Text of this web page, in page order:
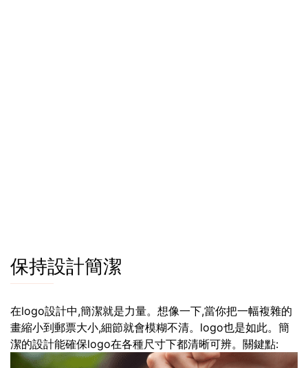
保持設計簡潔
在logo設計中,簡潔就是力量。想像一下,當你把一幅複雜的
畫縮小到郵票大小,細節就會模糊不清。logo也是如此。簡
潔的設計能確保logo在各種尺寸下都清晰可辨。關鍵點: